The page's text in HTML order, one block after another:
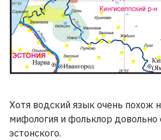
Хотя водский язык очень похож
мифология и фольклор довольно
эстонского.